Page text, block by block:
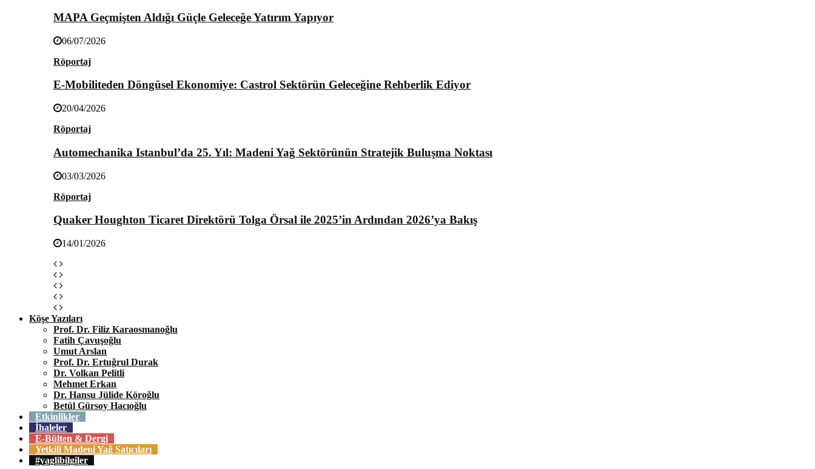
MAPA Geçmişten Aldığı Güçle Geleceğe Yatırım Yapıyor
06/07/2026
Röportaj
E-Mobiliteden Döngüsel Ekonomiye: Castrol Sektörün Geleceğine Rehberlik Ediyor
20/04/2026
Röportaj
Automechanika Istanbul’da 25. Yıl: Madeni Yağ Sektörünün Stratejik Buluşma Noktası
03/03/2026
Röportaj
Quaker Houghton Ticaret Direktörü Tolga Örsal ile 2025’in Ardından 2026’ya Bakış
14/01/2026
Köşe Yazıları
Prof. Dr. Filiz Karaosmanoğlu
Fatih Çavuşoğlu
Umut Arslan
Prof. Dr. Ertuğrul Durak
Dr. Volkan Pelitli
Mehmet Erkan
Dr. Hansu Jülide Köroğlu
Betül Gürsoy Hacıoğlu
Etkinlikler
İhaleler
E-Bülten & Dergi
Yetkili Madeni Yağ Satıcıları
#yaglibilgiler